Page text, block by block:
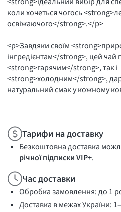
коли хочеться чогось
освіжаючого</strong>.</p>
<p>Завдяки своїм
інгредієнтам</strong>, цей чай
<strong>гарячим</strong>, так і
<strong>холодним</strong>,
натуральний смак у кожному
Тарифи на доставку
Безкоштовна доставка
річної підписки VIP+.
Час доставки
Обробка замовлення: до 1
Доставка в межах України: